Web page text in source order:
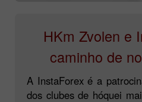
HKm Zvolen e
caminho de
A InstaForex é a
dos clubes de hóquei